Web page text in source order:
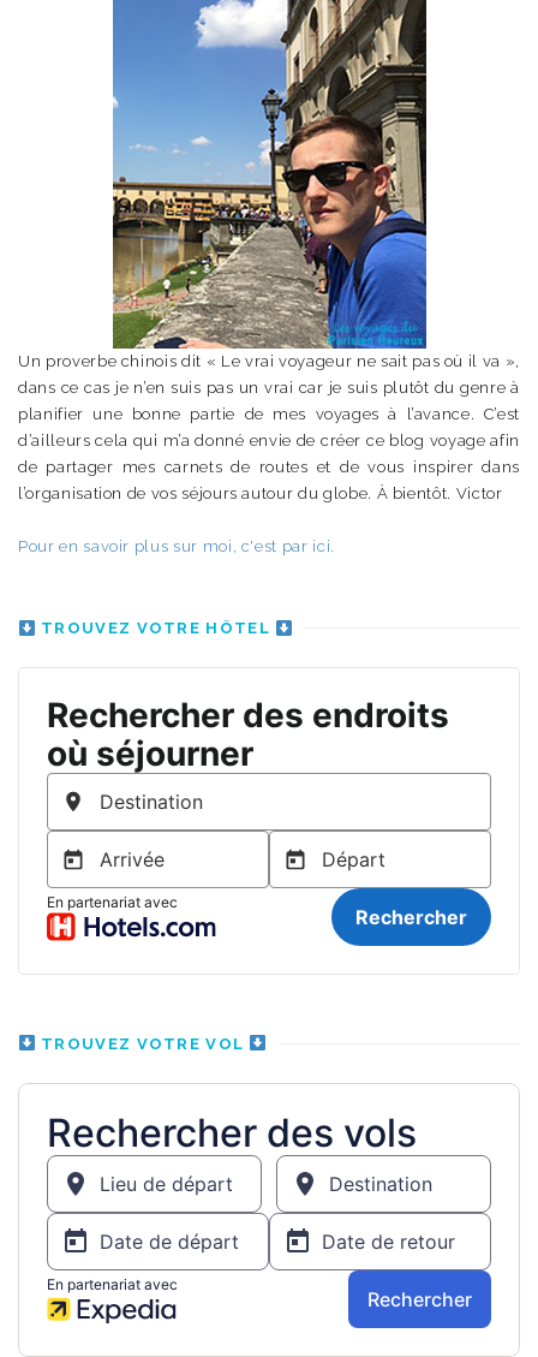
Un proverbe chinois dit « Le vrai voyageur ne sait pas où il va »,
dans ce cas je n’en suis pas un vrai car je suis plutôt du genre à
planifier une bonne partie de mes voyages à l’avance. C’est
d’ailleurs cela qui m’a donné envie de créer ce blog voyage afin
de partager mes carnets de routes et de vous inspirer dans
l’organisation de vos séjours autour du globe. À bientôt. Victor
Pour en savoir plus sur moi, c'est par ici.
TROUVEZ VOTRE HÔTEL
TROUVEZ VOTRE VOL